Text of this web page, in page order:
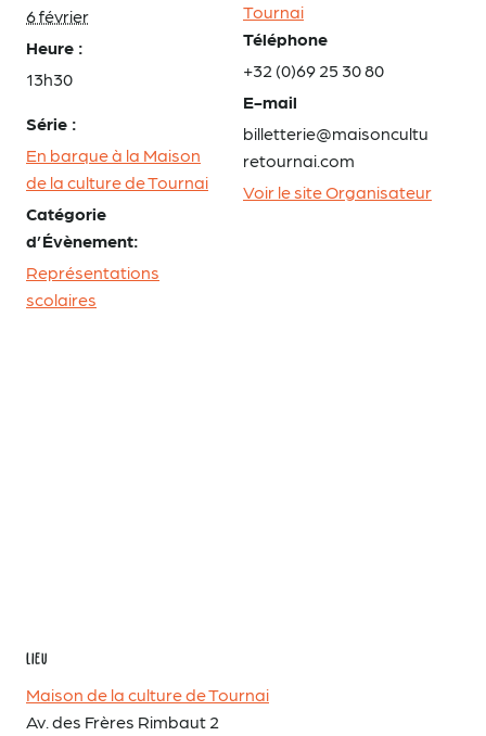
6 février
Heure :
13h30
Série :
En barque à la Maison
de la culture de Tournai
Catégorie
d’Évènement:
Représentations
scolaires
Tournai
Téléphone
+32 (0)69 25 30 80
E-mail
billetterie@maisoncultu
retournai.com
Voir le site Organisateur
LIEU
Maison de la culture de Tournai
Av. des Frères Rimbaut 2